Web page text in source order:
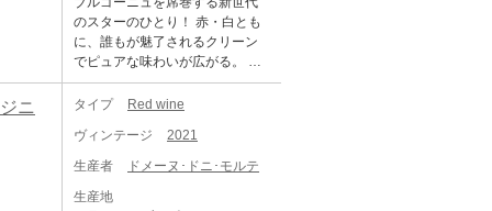
の奥底には花椒と肥沃なローム
土のニュアンスが潜んでいる。
ミディアムボディの口当たりは
素晴らしい緊張感があり、信じ
られないほど引き締まってお
り、ミネラルとフローラルなニ
ブラックベリーの風味が層を成
して垣間見えます。驚くほど熟
当たりを形作り、ミネラルのき
を持つワインです。深い色調と
濃厚で力強い香りを持ち、口に
含むと、クリーミーなダークチ
ョコレートのニュアンスが加わ
木に由来する独特の濃縮感が味
わいに現れます。 熟した果実味
強いタンニンが感じられるリッ
チなスタイルの赤ワインです。
樹齢35年のブドウを植えていま
す。ブドウを手摘みで収穫した
後、手と光学式選果機によって
ートタンクとステンレスタンク
を行います。熟成は新樽比率約5
0%のフレンチオーク樽で16～18
ヵ月間実施。清澄・濾過を経て
瓶詰めします。 花開きつつある
を植えて、実験的に生産してき
ました。6.5ヘクタールの畑で
は、ソーヴィニヨン・ブラン8
0%、セミヨン20%の割合で栽培
しています。粘土質など構成要
素の異なる6.6haの畑を、13区画
に分けてブレンド。圧搾が終わ
ると、軽く沈殿させたブドウ果
汁は、デミ・ミュイ(600L)、フ
ク(15、20、25、30hL)で発酵さ
なブドウ栽培家や生産者たちと
信頼関係を築いてきました。そ
の結果コート・ドールの中でも
となっています。手がけるワイ
ンは、グラン・エシェゾー、リ
ィヴァン、モンラッシェなど数
多くの銘醸畑に及びます。ま
のスターのひとり！ 赤・白とも
に、誰もが魅了されるクリーン
でピュアな味わいが広がる。 将
来、必ずブルゴーニュを席巻す
るであろう、未来を駆ける新世
に、誰もが魅了されるクリーン
でピュアな味わいが広がる。今
難になることは揺るぎない絶対
ニ
タイプ
Red wine
ヴィンテージ
2021
生産者
ドメーヌ･ドニ･モルテ
生産地